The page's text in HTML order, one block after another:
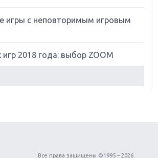
игры с неповторимым игровым
2018 года: выбор ZOOM
Horizon 4: вершина эволюции
Все права защищены ©1995 – 2026